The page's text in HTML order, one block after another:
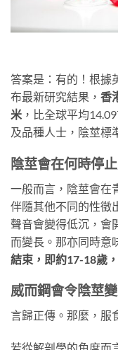
答案是：有的！根據
布最新研究結果， 香
米 ，比全球平均
及品種人士，陰莖標
陰莖會在何時停
一般而言，陰莖會在
伴隨其他不同的性徵
聲音會變得低沉，會
而變長。那亦同時意
結束，即約17-18歲
威而鋼會令陰莖
言歸正傳。那麼，服